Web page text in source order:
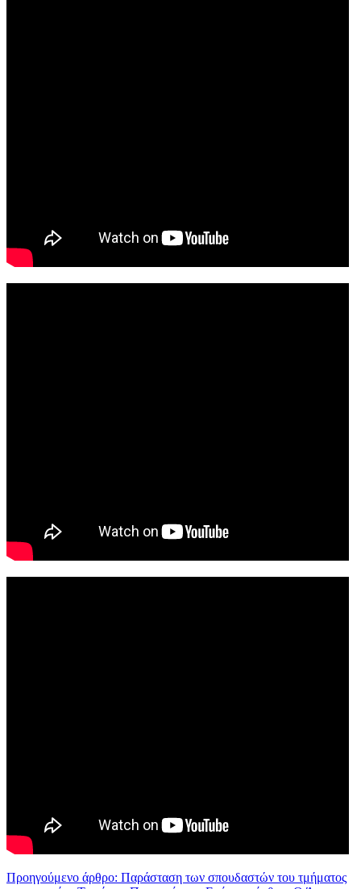
Προηγούμενο άρθρο: Παράσταση των σπουδαστών του τμήματος